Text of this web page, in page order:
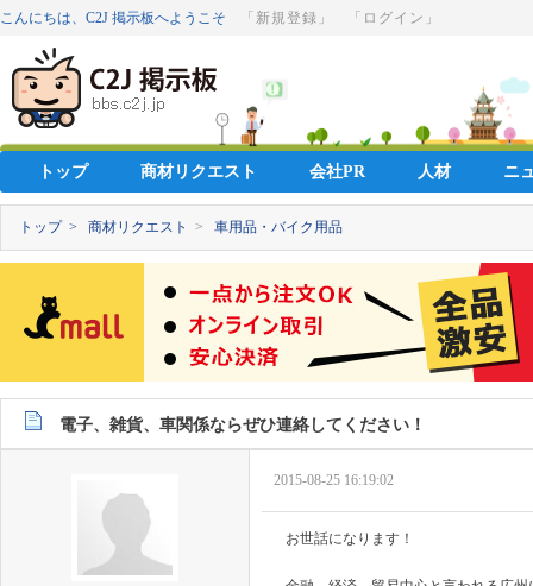
こんにちは、C2J 掲示板へようこそ 「新規登録」 「ログイン」
トップ 商材リクエスト 会社PR 人材 ニ
トップ > 商材リクエスト > 車用品・バイク用品
電子、雑貨、車関係ならぜひ連絡してください！
2015-08-25 16:19:02
お世話になります！